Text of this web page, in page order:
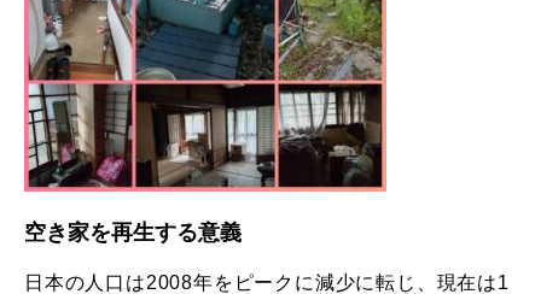
空き家を再生する意義
日本の人口は2008年をピークに減少に転じ、現在は1